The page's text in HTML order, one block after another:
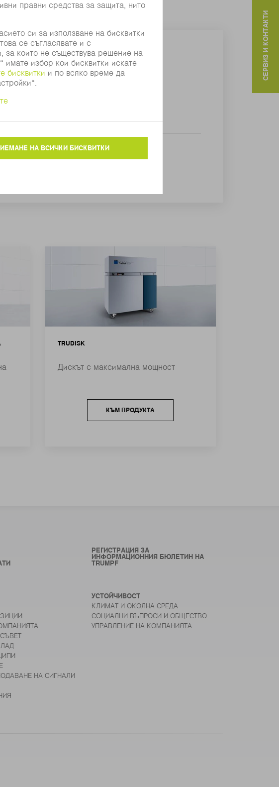
активно вещество
TRUDISK
Дискът с максимална мощност
КЪМ ПРОДУКТА
СЕРВИЗ И КОНТАКТИ
РЕГИСТРАЦИЯ ЗА
ИНФОРМАЦИОННИЯ БЮЛЕТИН НА
TRUMPF
НА СИГНАЛИ
УСТОЙЧИВОСТ
КЛИМАТ И ОКОЛНА СРЕДА
СОЦИАЛНИ ВЪПРОСИ И ОБЩЕСТВО
УПРАВЛЕНИЕ НА КОМПАНИЯТА